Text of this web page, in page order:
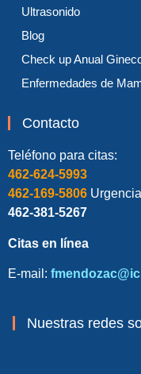
Ultrasonido
Blog
Check up Anual
Enfermedades de
Contacto
Teléfono para citas:
462-624-5993
462-169-5806
462-381-5267
Citas en línea
E-mail:
Nuestras redes